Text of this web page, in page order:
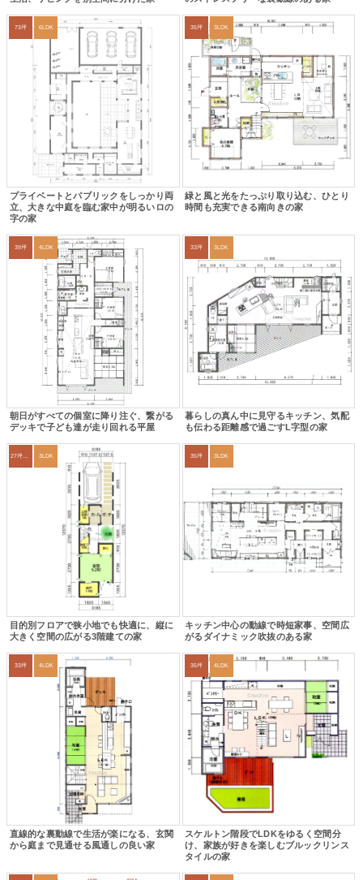
73坪 6LDK
プライベートとパブリックをしっかり両
立、大きな中庭を臨む家中が明るいロの
字の家
35坪 3LDK
緑と風と光をたっぷり取り込む、ひとり
時間も充実できる南向きの家
39坪 4LDK
朝日がすべての個室に降り注ぐ、繋がる
デッキで子ども達が走り回れる平屋
33坪 3LDK
暮らしの真ん中に見守るキッチン、気配
も伝わる距離感で過ごすL字型の家
27坪〜30坪 3LDK
目的別フロアで狭小地でも快適に、縦に
大きく空間の広がる3階建ての家
35坪 3LDK
キッチン中心の動線で時短家事、空間広
がるダイナミック吹抜のある家
33坪 4LDK
直線的な裏動線で生活が楽になる、玄関
から庭まで見通せる風通しの良い家
35坪 4LDK
スケルトン階段でLDKをゆるく空間分
け、家族が好きを楽しむブルックリンス
タイルの家